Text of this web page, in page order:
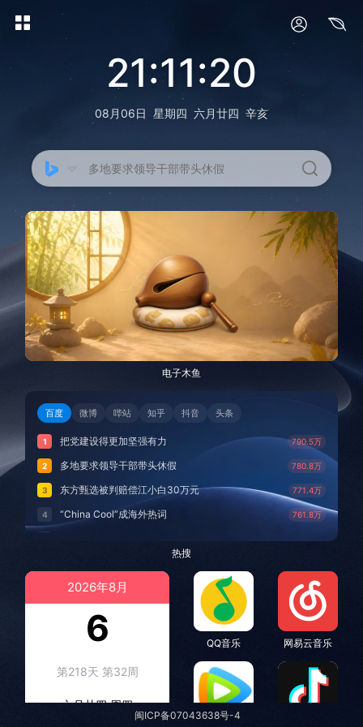
21:11:20
08月06日 星期四 六月廿四 辛亥
电子木鱼
百度 微博 哔站 知乎 抖音 头条
1 把党建设得更加坚强有力 790.5万
2 多地要求领导干部带头休假 780.8万
3 东方甄选被判赔偿江小白30万元 771.4万
4 “China Cool”成海外热词 761.8万
感觉全东北都在等7号 733.0万
台风白海豚登陆地点更新 723.6万
画像师林宇辉：画梅姨7年 想亲眼看看
中方回应是否在太平洋海底开采稀土
694.9万
深圳地面沉降致车辆损坏系谣言
热搜
2026年8月
6
第218天 第32周
六月廿四 周四
QQ音乐 网易云音乐
闽ICP备07043638号-4